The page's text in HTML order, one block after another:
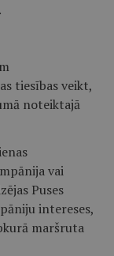
tiesības veikt,
noteiktajā
vai
Puses
intereses,
maršruta